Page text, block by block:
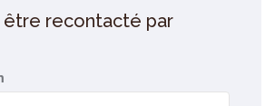
être recontacté par